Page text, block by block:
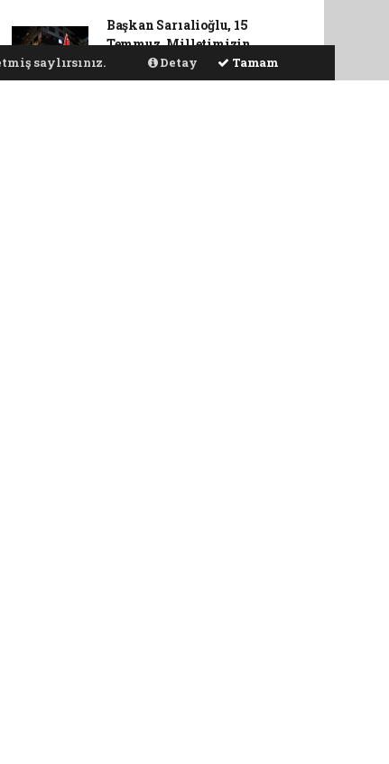
Başkan Sarıalioğlu, 15
Temmuz, Milletimizin
İradesiyle Yazdığı
Destandır
saylırsınız. Detay Tamam